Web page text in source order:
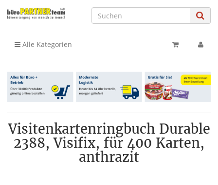
Alle Kategorien
Visitenkartenringbuch Durable
2388, Visifix, für 400 Karten,
anthrazit